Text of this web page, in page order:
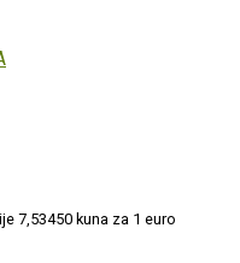
7,53450 kuna za 1 euro